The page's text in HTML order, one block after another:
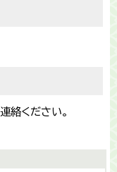
絡ください。